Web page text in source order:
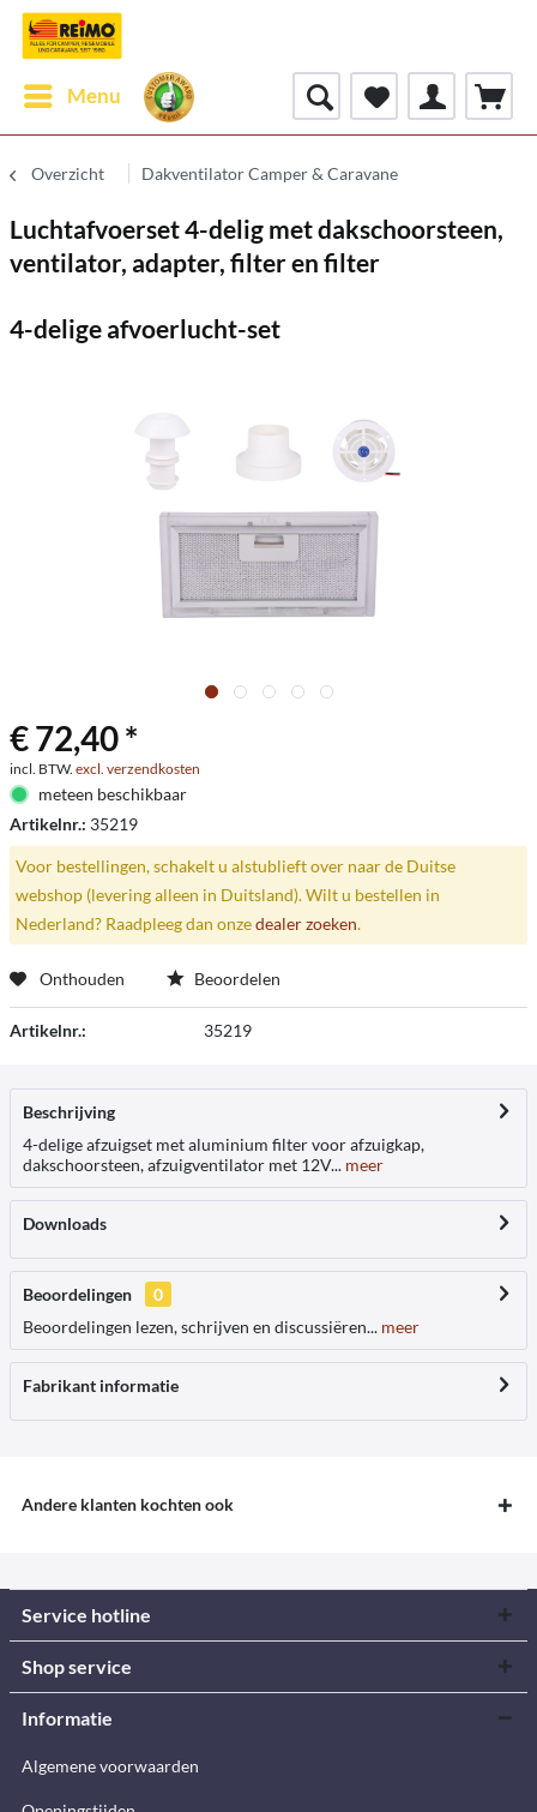
Menu
Overzicht Dakventilator Camper & Caravane
Luchtafvoerset 4-delig met dakschoorsteen,
ventilator, adapter, filter en filter
4-delige afvoerlucht-set
€ 72,40 *
incl. BTW. excl. verzendkosten
meteen beschikbaar
Artikelnr.: 35219
Voor bestellingen, schakelt u alstublieft over naar de Duitse
webshop (levering alleen in Duitsland). Wilt u bestellen in
Nederland? Raadpleeg dan onzedealer zoeken.
Onthouden Beoordelen
Artikelnr.: 35219
Beschrijving
4-delige afzuigset met aluminium filter voor afzuigkap,
dakschoorsteen, afzuigventilator met 12V... meer
Downloads
Beoordelingen
0
Beoordelingen lezen, schrijven en discussiëren... meer
Fabrikant informatie
Andere klanten kochten ook
Service hotline
Shop service
Informatie
Algemene voorwaarden